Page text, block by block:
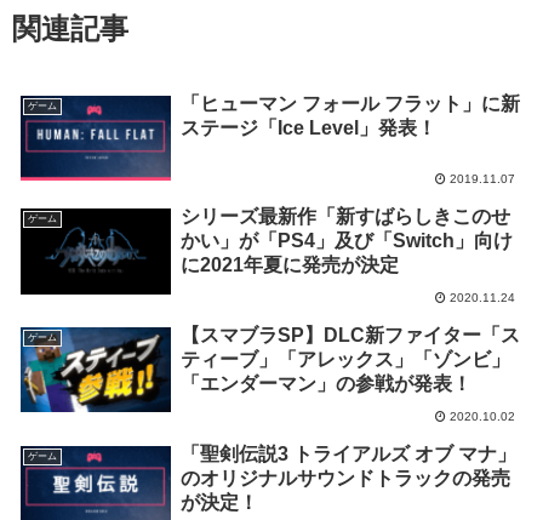
関連記事
ゲーム
「ヒューマン フォール フラット」に新
ステージ「Ice Level」発表！
2019.11.07
ゲーム
シリーズ最新作「新すばらしきこのせ
かい」が「PS4」及び「Switch」向け
に2021年夏に発売が決定
2020.11.24
ゲーム
【スマブラSP】DLC新ファイター「ス
ティーブ」「アレックス」「ゾンビ」
「エンダーマン」の参戦が発表！
2020.10.02
ゲーム
「聖剣伝説3 トライアルズ オブ マナ」
のオリジナルサウンドトラックの発売
が決定！